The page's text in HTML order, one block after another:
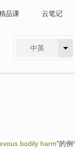
品课 云笔记
中英
bodily harm"的例